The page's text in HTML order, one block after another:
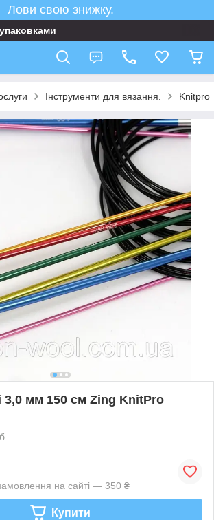
Лови свою знижку.
Інструменти для вязання. Knitpro
3,0 мм 150 см Zing KnitPro
на сайті — 350 ₴
Купити